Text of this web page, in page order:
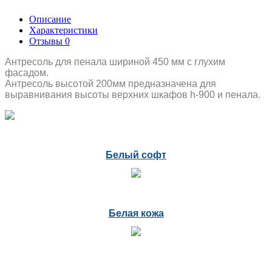
Описание
Характеристики
Отзывы 0
Антресоль для пенала шириной 450 мм с глухим
фасадом.
Антресоль высотой 200мм предназначена для
выравнивания высоты верхних шкафов h-900 и пенала.
Белый софт
Белая кожа